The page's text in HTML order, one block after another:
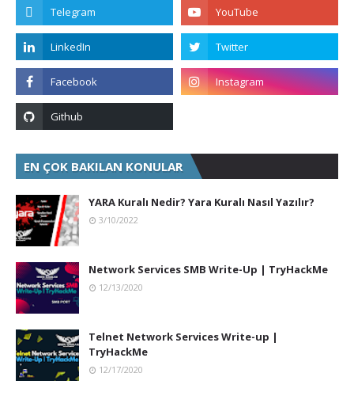
EN ÇOK BAKILAN KONULAR
YARA Kuralı Nedir? Yara Kuralı Nasıl Yazılır?
3/10/2022
Network Services SMB Write-Up | TryHackMe
12/13/2020
Telnet Network Services Write-up |
TryHackMe
12/17/2020